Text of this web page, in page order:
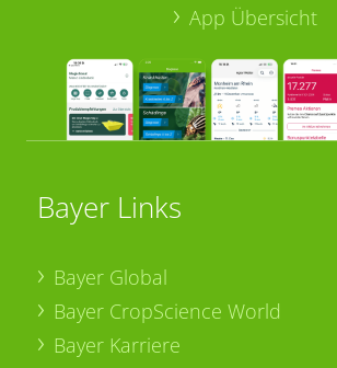
App Übersicht
Bayer Links
Bayer Global
Bayer CropScience World
Bayer Karriere